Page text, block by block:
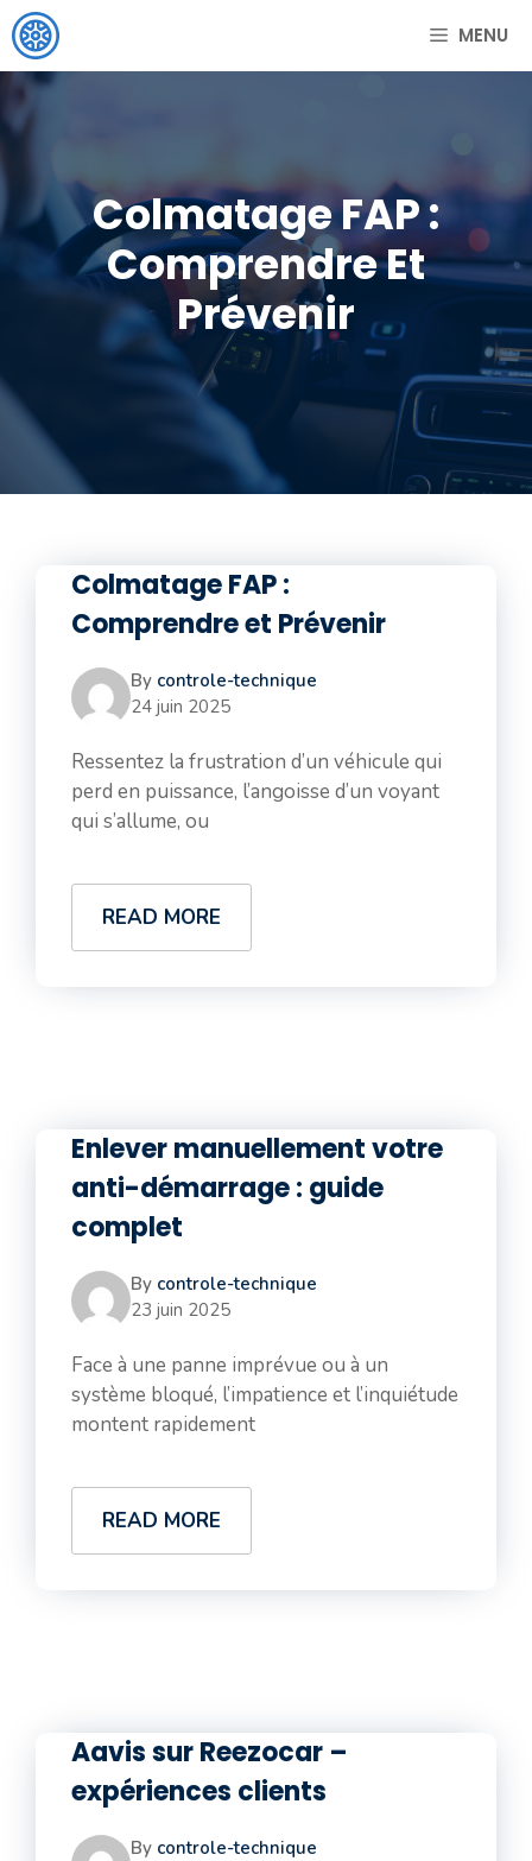
Aller
au
contenu
MENU
Colmatage FAP :
Comprendre Et
Prévenir
Colmatage FAP :
Comprendre et Prévenir
By controle-technique
24 juin 2025
Ressentez la frustration d’un véhicule qui
perd en puissance, l’angoisse d’un voyant
qui s’allume, ou
READ MORE
Enlever manuellement votre
anti-démarrage : guide
complet
By controle-technique
23 juin 2025
Face à une panne imprévue ou à un
système bloqué, l’impatience et l’inquiétude
montent rapidement
READ MORE
Aavis sur Reezocar –
expériences clients
By controle-technique